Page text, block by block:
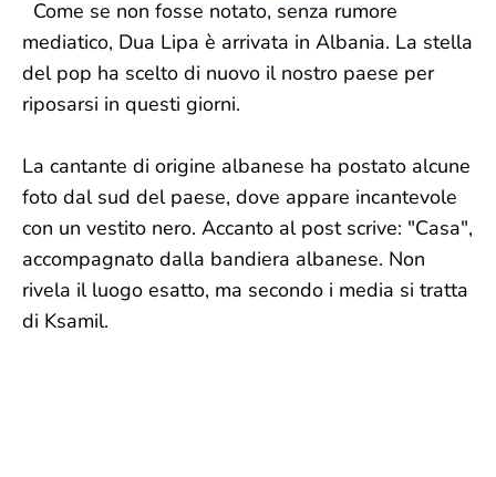
Come se non fosse notato, senza rumore
mediatico, Dua Lipa è arrivata in Albania. La stella
del pop ha scelto di nuovo il nostro paese per
riposarsi in questi giorni.
La cantante di origine albanese ha postato alcune
foto dal sud del paese, dove appare incantevole
con un vestito nero. Accanto al post scrive: "Casa",
accompagnato dalla bandiera albanese. Non
rivela il luogo esatto, ma secondo i media si tratta
di Ksamil.